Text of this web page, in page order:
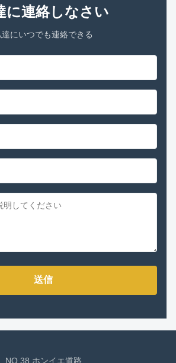
に連絡しなさい
達にいつでも連絡できる
送信
NO.38 ホンイエ道路